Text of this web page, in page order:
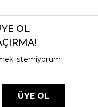
OL
istemiyorum
ÜYE OL